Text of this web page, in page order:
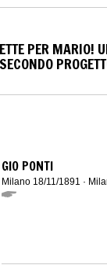
PER MARIO!
GIO PONTI
Milano 18/11/1891 ·